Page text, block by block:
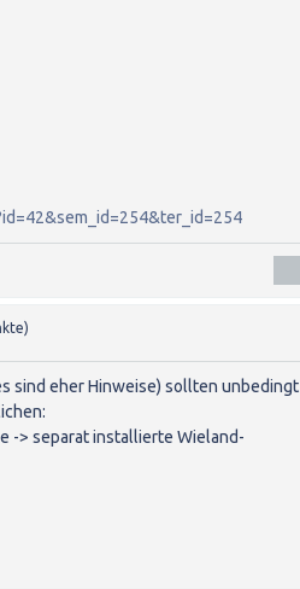
sind eher Hinweise) sollten unbedingt
-> separat installierte Wieland-